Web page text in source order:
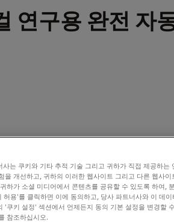
연구용 완전 자
B
사는 쿠키와 기타 추적 기술 그리고 귀하가 직접 제공하
을 개선하고, 귀하의 이러한 웹사이트 그리고 다른 웹사
하가 소셜 미디어에서 콘텐츠를 공유할 수 있도록 하여,
허용'를 클릭하면 이에 동의하고, 당사 파트너사와 이 데
'쿠키 설정' 섹션에서 언제든지 동의 기본 설정을 변경할
참조하십시오.